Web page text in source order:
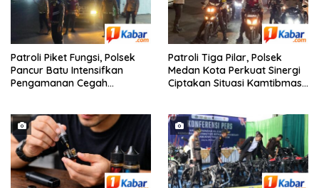
Patroli Piket Fungsi, Polsek
Pancur Batu Intensifkan
Pengamanan Cegah
Patroli Tiga Pilar, Polsek
Medan Kota Perkuat Sinergi
Ciptakan Situasi Kamtibmas